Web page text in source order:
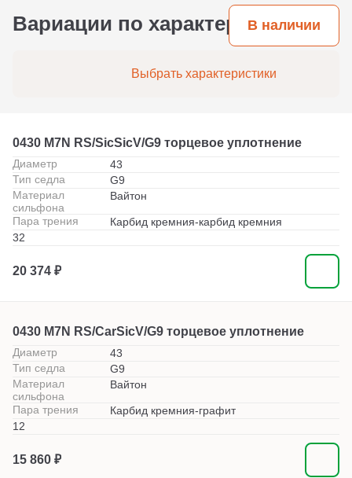
Вариации по характеристикам
В наличии
Выбрать характеристики
0430 M7N RS/SicSicV/G9 торцевое уплотнение
Диаметр
43
Тип седла
G9
Материал
сильфона
Вайтон
Пара трения
Карбид кремния-карбид кремния
32
20 374 ₽
0430 M7N RS/CarSicV/G9 торцевое уплотнение
Диаметр
43
Тип седла
G9
Материал
сильфона
Вайтон
Пара трения
Карбид кремния-графит
12
15 860 ₽